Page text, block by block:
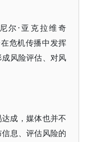
尔·亚克拉维奇
危机传播中发挥
风险评估、对风
成，媒体也并不
息、评估风险的